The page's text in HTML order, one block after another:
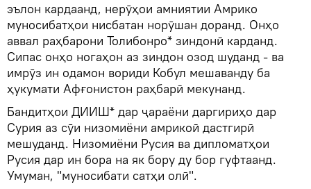
эълон кардаанд, нерӯҳои амниятии Амрико
муносибатҳои нисбатан норӯшан доранд. Онҳо
аввал раҳбарони Толибонро* зиндонӣ карданд.
Сипас онҳо ногаҳон аз зиндон озод шуданд - ва
имрӯз ин одамон вориди Кобул мешаванду ба
ҳукумати Афғонистон раҳбарӣ мекунанд.
Бандитҳои ДИИШ* дар ҷараёни даргириҳо дар
Сурия аз сӯи низомиёни амрикоӣ дастгирӣ
мешуданд. Низомиёни Русия ва дипломатҳои
Русия дар ин бора на як бору ду бор гуфтаанд.
Умуман, "муносибати сатҳи олӣ".